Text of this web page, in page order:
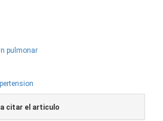
pulmonar
citar el articulo